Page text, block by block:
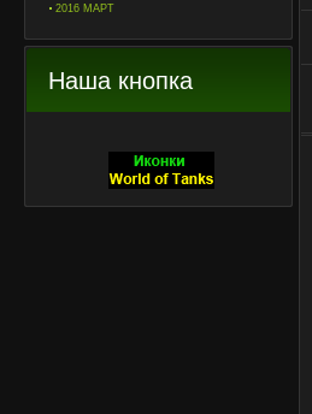
2016 МАРТ
Наша кнопка